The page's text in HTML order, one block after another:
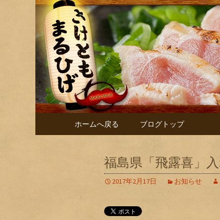
さけとも
大阪・庄内にある居酒屋
するブログです！
コンテンツへ移動
ホームへ戻る ブログトップ
福島県「飛露喜」
2017年2月17日 お知らせ